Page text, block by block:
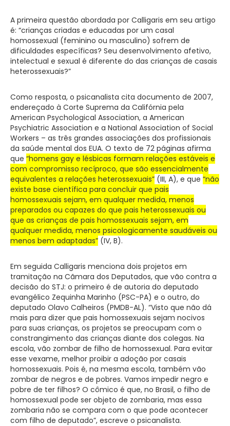
A primeira questão abordada por Calligaris em seu artigo
é: “crianças criadas e educadas por um casal
homossexual (feminino ou masculino) sofrem de
dificuldades específicas? Seu desenvolvimento afetivo,
intelectual e sexual é diferente do das crianças de casais
heterossexuais?”
Como resposta, o psicanalista cita documento de 2007,
endereçado à Corte Suprema da Califórnia pela
American Psychological Association, a American
Psychiatric Association e a National Association of Social
Workers – as três grandes associações dos profissionais
da saúde mental dos EUA. O texto de 72 páginas afirma
que “homens gay e lésbicas formam relações estáveis e
com compromisso recíproco, que são essencialmente
equivalentes a relações heterossexuais” (III, A), e que “não
existe base científica para concluir que pais
homossexuais sejam, em qualquer medida, menos
preparados ou capazes do que pais heterossexuais ou
que as crianças de pais homossexuais sejam, em
qualquer medida, menos psicologicamente saudáveis ou
menos bem adaptadas” (IV, B).
Em seguida Calligaris menciona dois projetos em
tramitação na Cãmara dos Deputados, que vão contra a
decisão do STJ: o primeiro é de autoria do deputado
evangélico Zequinha Marinho (PSC-PA) e o outro, do
deputado Olavo Calheiros (PMDB-AL). “Visto que não dá
mais para dizer que pais homossexuais sejam nocivos
para suas crianças, os projetos se preocupam com o
constrangimento das crianças diante dos colegas. Na
escola, vão zombar de filho de homossexual. Para evitar
esse vexame, melhor proibir a adoção por casais
homossexuais. Pois é, na mesma escola, também vão
zombar de negros e de pobres. Vamos impedir negro e
pobre de ter filhos? O cômico é que, no Brasil, o filho de
homossexual pode ser objeto de zombaria, mas essa
zombaria não se compara com o que pode acontecer
com filho de deputado”, escreve o psicanalista.